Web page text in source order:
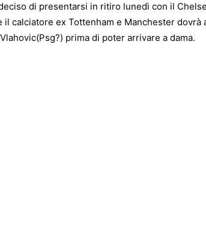
di presentarsi in ritiro lunedì con il
il calciatore ex Tottenham e Manchester dovrà
prima di poter arrivare a dama.